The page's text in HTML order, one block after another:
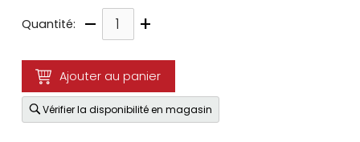
Quantité: – +
Ajouter au panier
Vérifier la disponibilité en magasin